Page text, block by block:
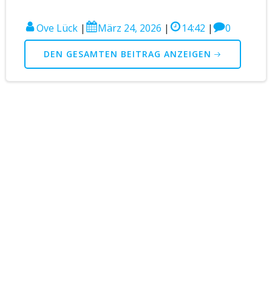
Ove Lück | März 24, 2026 | 14:42 | 0
DEN GESAMTEN BEITRAG ANZEIGEN